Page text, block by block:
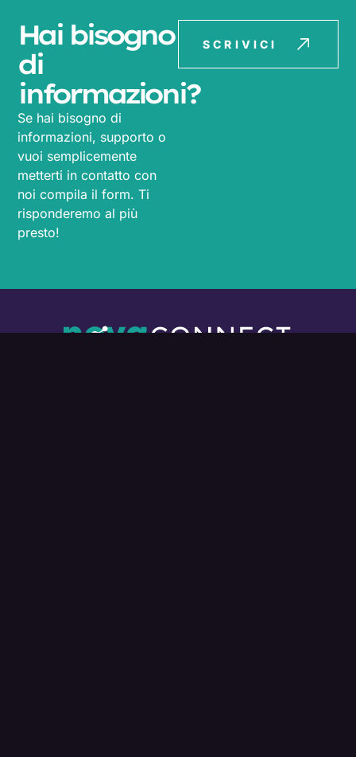
Hai bisogno
di
informazioni?
Se hai bisogno di
informazioni, supporto o
vuoi semplicemente
metterti in contatto con
noi compila il form. Ti
risponderemo al più
presto!
SCRIVICI